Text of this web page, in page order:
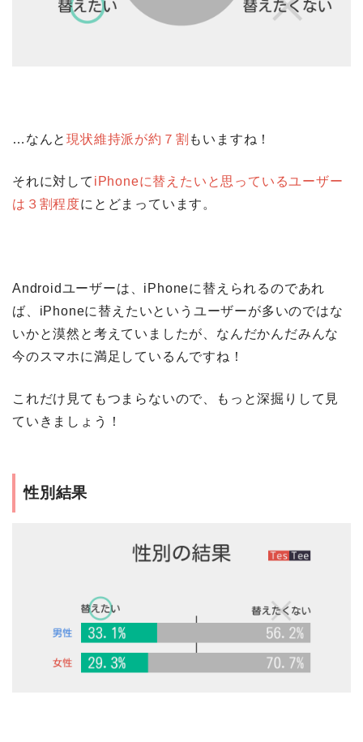
…なんと現状維持派が約７割 もいますね！
それに対して iPhoneに替えたいと思っているユーザー
は３割程度にとどまっています。
Androidユーザーは、iPhoneに替えられるのであれ
ば、iPhoneに替えたいというユーザーが多いのではな
いかと漠然と考えていましたが、なんだかんだみんな
今のスマホに満足しているんですね！
これだけ見てもつまらないので、もっと深掘りして見
ていきましょう！
性別結果